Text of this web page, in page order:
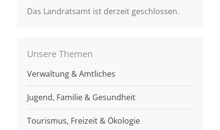
Das Landratsamt ist derzeit geschlossen.
Unsere Themen
Verwaltung & Amtliches
Jugend, Familie & Gesundheit
Tourismus, Freizeit & Ökologie